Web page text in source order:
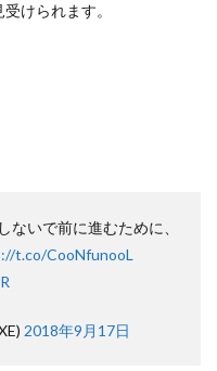
けられます。
いで前に進むために、
t.co/CooNfunooL
2018年9月17日